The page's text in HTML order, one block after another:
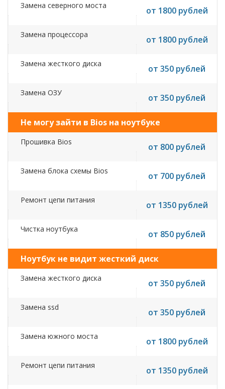
Замена северного моста от 1800 рублей
Замена процессора от 1800 рублей
Замена жесткого диска от 350 рублей
Замена ОЗУ от 350 рублей
Не могу зайти в Bios на ноутбуке
Прошивка Bios от 800 рублей
Замена блока схемы Bios от 700 рублей
Ремонт цепи питания от 1350 рублей
Чистка ноутбука от 850 рублей
Ноутбук не видит жесткий диск
Замена жесткого диска от 350 рублей
Замена ssd от 350 рублей
Замена южного моста от 1800 рублей
Ремонт цепи питания от 1350 рублей